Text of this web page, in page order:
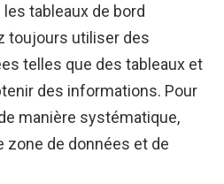
tableaux de bord
toujours utiliser des
telles que des tableaux et
des informations. Pour
manière systématique,
de données et de